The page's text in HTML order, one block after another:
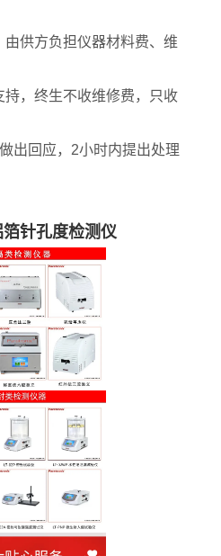
供方负担仪器材料费、维
，终生不收维修费，只收
出回应，2小时内提出处理
箔针孔度检测仪